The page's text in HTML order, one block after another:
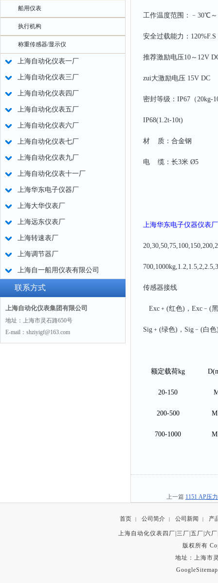
船用仪表
执行机构
称重传感器/显示仪
上海自动化仪表一厂
上海自动化仪表三厂
上海自动化仪表四厂
上海自动化仪表五厂
上海自动化仪表六厂
上海自动化仪表七厂
上海自动化仪表九厂
上海自动化仪表十一厂
上海华东电子仪器厂
上海大华仪表厂
上海远东仪表厂
上海转速表厂
上海调节器厂
上海自一船用仪表有限公司
联系方式
上海自动化仪表集团有限公司
地址：上海市灵石路650号
E-mail：shziyigf@163.com
工作温度范围：﹣30℃
安全过载能力：120%F.S
推荐激励电压10～12V
zui大激励电压 15V DC
密封等级：IP67（20kg-
IP68(1.2t-10t)
材 质：合金钢
电 缆：长3米 Ø5
上海华东电子仪器仪表厂
传感器接线
Exc﹢(红色)，Exc﹣(
Sig﹢(绿色)，Sig﹣(白色
额定载荷kg
20-150
200-500
700-1000
上一篇 1151 AP压
首页 | 公司简介 | 公司新闻 | 产
上海自动化仪表四厂|三厂|五厂|六
版权所有
地址：上海市
GoogleSitemap